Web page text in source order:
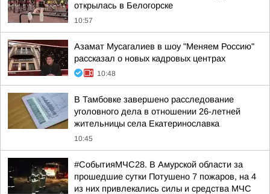
открылась в Белогорске
10:57
Азамат Мусагалиев в шоу "Меняем Россию"
рассказал о новых кадровых центрах
10:48
В Тамбовке завершено расследование
уголовного дела в отношении 26-летней
жительницы села Екатеринославка
10:45
#СобытияМЧС28. В Амурской области за
прошедшие сутки Потушено 7 пожаров, на 4
из них привлекались силы и средства МЧС